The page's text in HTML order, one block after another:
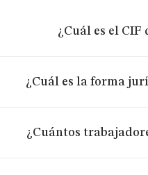
¿Cuál es el CIF
¿Cuál es la forma
¿Cuántos